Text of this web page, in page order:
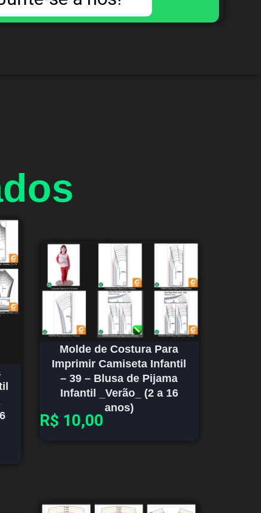
Molde de Costura Para
Imprimir Camiseta Infantil
– 39 – Blusa de Pijama
Infantil _Verão_ (2 a 16
anos)
R$ 10,00